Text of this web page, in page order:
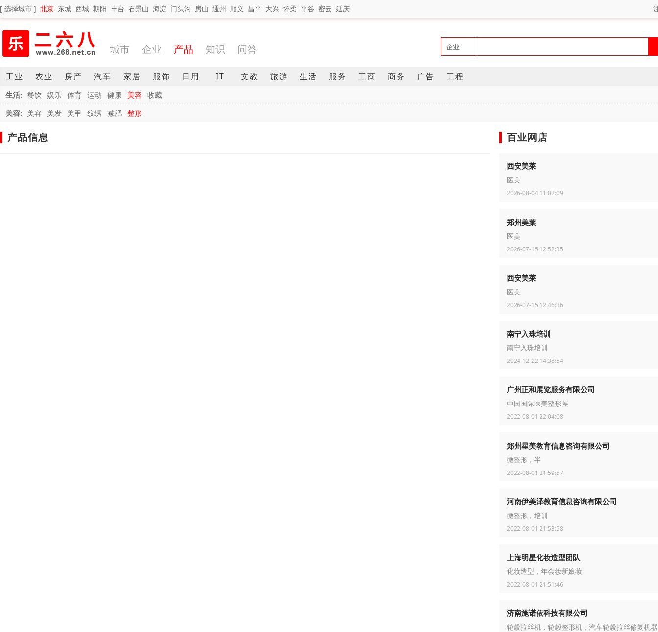
[ 选择城市 ] 北京 东城 西城 朝阳 丰台 石景山 海淀 门头沟 房山 通州 顺义 昌平 大兴 怀柔 平谷 密云 延庆
城市 企业 产品 知识 问答
工业 农业 房产 汽车 家居 服饰 日用 IT 文教 旅游 生活 服务 工商 商务 广告 工程
生活: 餐饮 娱乐 体育 运动 健康 美容 收藏
美容: 美容 美发 美甲 纹绣 减肥 整形
产品信息 百业网店
西安美莱
医美
2026-08-04 11:02:09
郑州美莱
医美
2026-07-15 12:52:35
西安美莱
医美
2026-07-15 12:46:36
南宁入珠培训
南宁入珠培训
2024-12-22 14:38:54
广州正和展览服务有限公司
中国国际医美整形展
2022-08-01 22:04:08
郑州星美教育信息咨询有限公司
微整形，半
2022-08-01 21:59:57
河南伊美泽教育信息咨询有限公司
微整形，培训
2022-08-01 21:53:58
上海明星化妆造型团队
化妆造型，年会妆新娘妆
2022-08-01 21:51:46
济南施诺依科技有限公司
轮毂拉丝机，轮毂整形机，汽车轮毂拉丝修复机